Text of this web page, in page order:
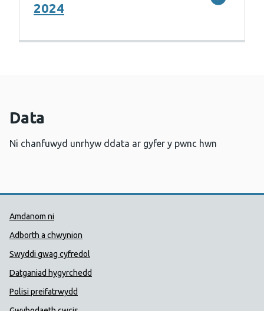
2024
Data
Ni chanfuwyd unrhyw ddata ar gyfer y pwnc hwn
Dolenni Cymorth Iechyd
Amdanom ni
Adborth a chwynion
Swyddi gwag cyfredol
Datganiad hygyrchedd
Polisi preifatrwydd